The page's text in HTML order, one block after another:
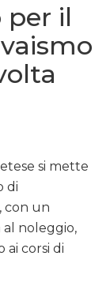
per il
si mette
di
con un
noleggio,
corsi di